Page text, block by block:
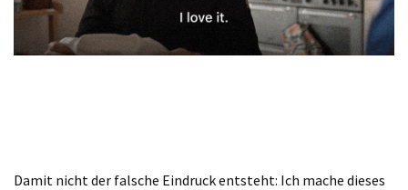
Damit nicht der falsche Eindruck entsteht: Ich mache dieses